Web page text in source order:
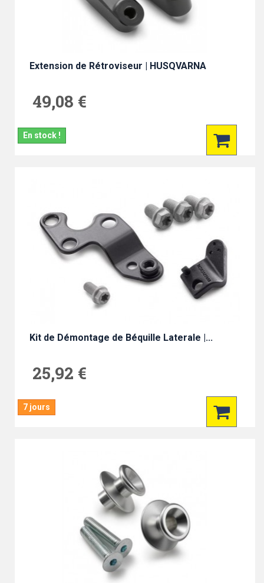
Extension de Rétroviseur | HUSQVARNA
49,08 €
En stock !
Kit de Démontage de Béquille Laterale |...
25,92 €
7 jours